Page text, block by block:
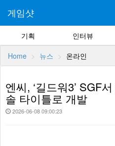
게임샷
기획 인터뷰
Home 뉴스 온라인
엔씨, ‘길드워3’ SGF서
솔 타이틀로 개발
2026-06-08 09:00:23